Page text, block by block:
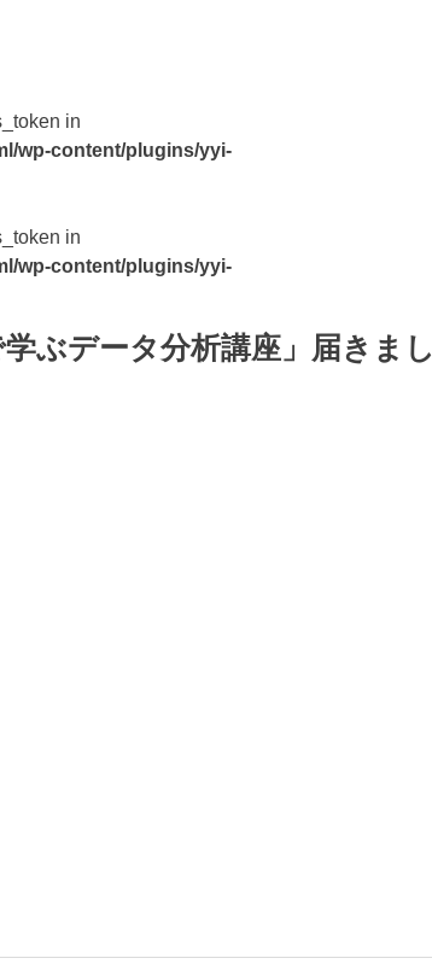
in
wp-content/plugins/yyi-
in
wp-content/plugins/yyi-
ぶデータ分析講座」届きまし